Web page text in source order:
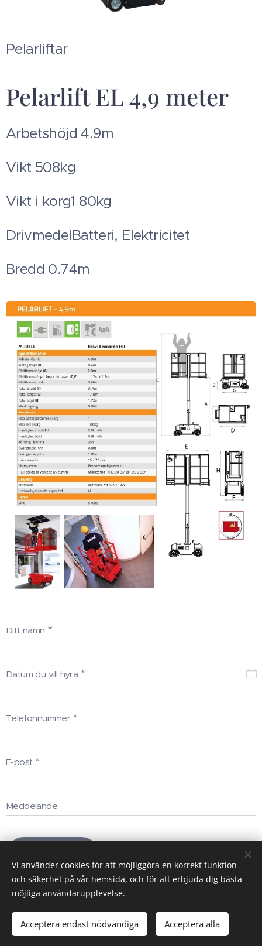
Pelarliftar
Pelarlift EL 4,9 meter
Arbetshöjd 4.9m
Vikt 508kg
Vikt i korg1 80kg
DrivmedelBatteri, Elektricitet
Bredd 0.74m
Ditt namn
Datum du vill hyra
Telefonnummer
E-post
Meddelande
Cookies
Vi använder cookies för att möjliggöra en korrekt funktion
och säkerhet på vår hemsida, och för att erbjuda dig bästa
möjliga användarupplevelse.
Acceptera endast nödvändiga Acceptera alla